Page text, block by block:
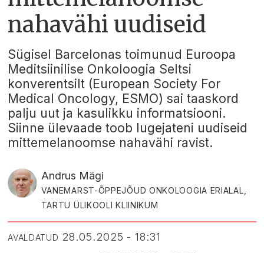
nahavähi uudiseid
Sügisel Barcelonas toimunud Euroopa
Meditsiinilise Onkoloogia Seltsi
konverentsilt (European Society For
Medical Oncology, ESMO) sai taaskord
palju uut ja kasulikku informatsiooni.
Siinne ülevaade toob lugejateni uudiseid
mittemelanoomse nahavähi ravist.
Andrus Mägi
VANEMARST-ÕPPEJÕUD ONKOLOOGIA ERIALAL,
TARTU ÜLIKOOLI KLIINIKUM
AVALDATUD 28.05.2025 - 18:31